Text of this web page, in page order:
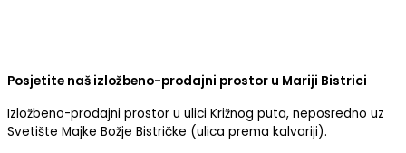
Posjetite naš izložbeno-prodajni prostor u Mariji Bistrici
Izložbeno-prodajni prostor u ulici Križnog puta, neposredno uz
Svetište Majke Božje Bistričke (ulica prema kalvariji).